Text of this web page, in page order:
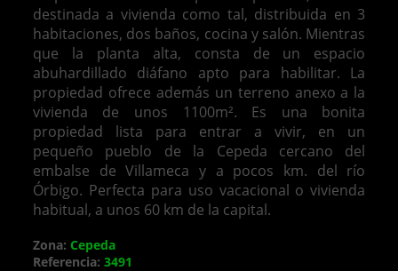
destinada a vivienda como tal, distribuida en 3
habitaciones, dos baños, cocina y salón. Mientras
que la planta alta, consta de un espacio
abuhardillado diáfano apto para habilitar. La
propiedad ofrece además un terreno anexo a la
vivienda de unos 1100m². Es una bonita
propiedad lista para entrar a vivir, en un
pequeño pueblo de la Cepeda cercano del
embalse de Villameca y a pocos km. del río
Órbigo. Perfecta para uso vacacional o vivienda
habitual, a unos 60 km de la capital.
Zona: Cepeda
Referencia: 3491